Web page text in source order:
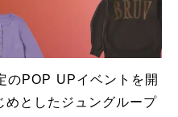
のPOP UPイベントを開
めとしたジュングループ